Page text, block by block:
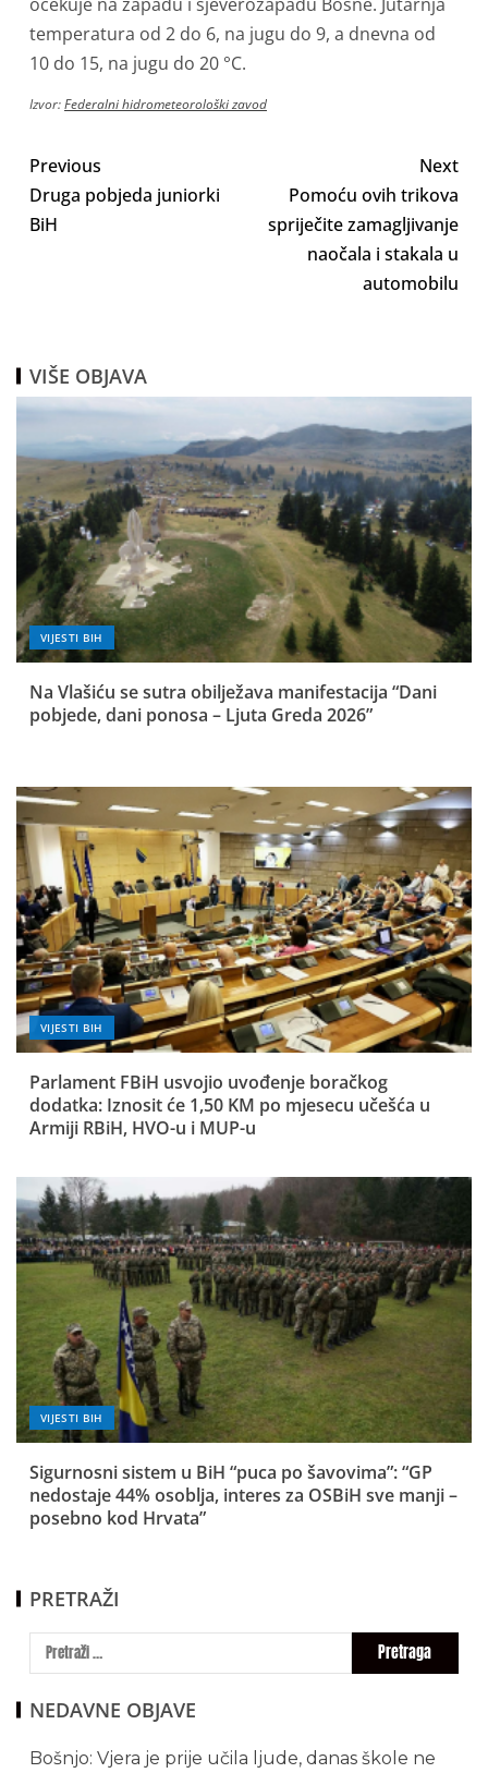
temperatura od 2 do 6, na jugu do 9, a dnevna od
10 do 15, na jugu do 20 °C.
Izvor:Federalni hidrometeorološki zavod
Previous
Druga pobjeda juniorki
BiH
Next
Pomoću ovih trikova
spriječite zamagljivanje
naočala i stakala u
automobilu
VIŠE OBJAVA
VIJESTI BIH
Na Vlašiću se sutra obilježava manifestacija “Dani
pobjede, dani ponosa – Ljuta Greda 2026”
VIJESTI BIH
Parlament FBiH usvojio uvođenje boračkog
dodatka: Iznosit će 1,50 KM po mjesecu učešća u
Armiji RBiH, HVO-u i MUP-u
VIJESTI BIH
Sigurnosni sistem u BiH “puca po šavovima”: “GP
nedostaje 44% osoblja, interes za OSBiH sve manji –
posebno kod Hrvata”
PRETRAŽI
NEDAVNE OBJAVE
Bošnjo: Vjera je prije učila ljude, danas škole ne